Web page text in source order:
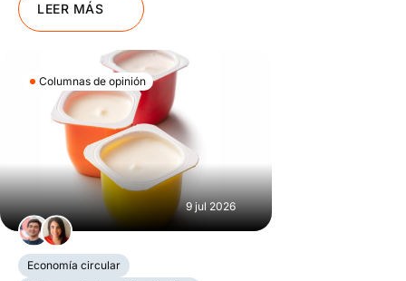
LEER MÁS
Columnas de opinión
9 jul 2026
Economía circular